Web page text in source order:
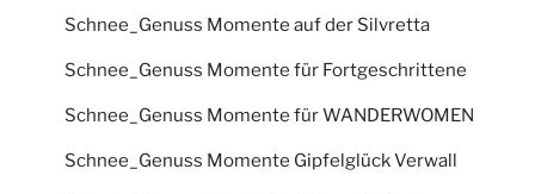
Schnee_Genuss Momente auf der Silvretta
Schnee_Genuss Momente für Fortgeschrittene
Schnee_Genuss Momente für WANDERWOMEN
Schnee_Genuss Momente Gipfelglück Verwall